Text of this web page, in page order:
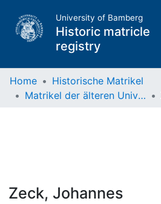
University of Bamberg
Historic matricle
registry
Home
Historische Matrikel
Matrikel der älteren Universität
Zeck, Johannes